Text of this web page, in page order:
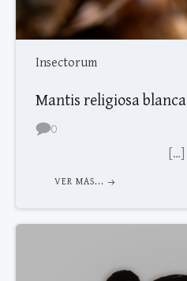
Insectorum
Mantis religiosa blanca
0
[…]
VER MAS...